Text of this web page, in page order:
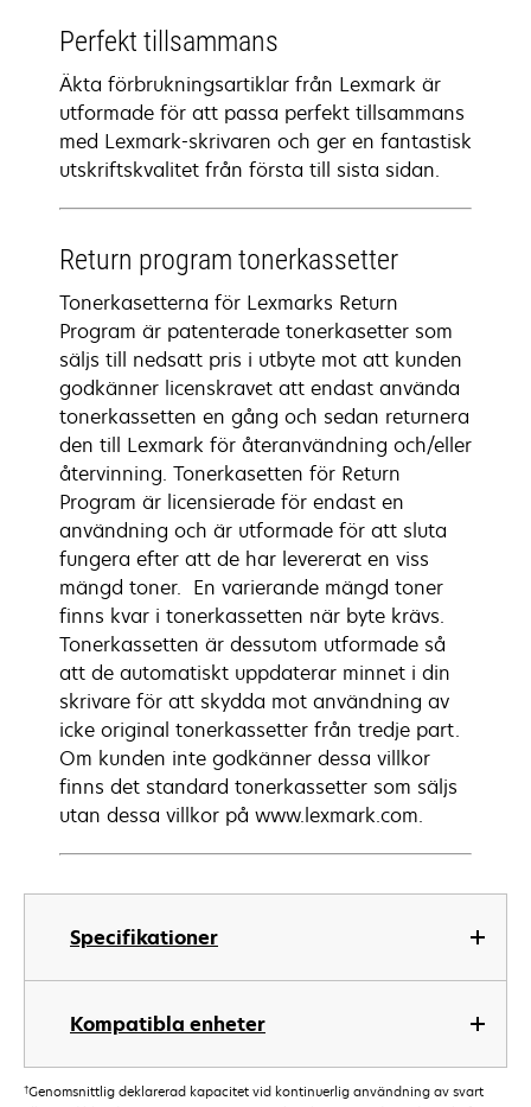
Specifikationer
Kompatibla enheter
Perfekt tillsammans
Äkta förbrukningsartiklar från Lexmark är
utformade för att passa perfekt tillsammans
med Lexmark-skrivaren och ger en fantastisk
utskriftskvalitet från första till sista sidan.
Return program tonerkassetter
Tonerkasetterna för Lexmarks Return
Program är patenterade tonerkasetter som
säljs till nedsatt pris i utbyte mot att kunden
godkänner licenskravet att endast använda
tonerkassetten en gång och sedan returnera
den till Lexmark för återanvändning och/eller
återvinning. Tonerkasetten för Return
Program är licensierade för endast en
användning och är utformade för att sluta
fungera efter att de har levererat en viss
mängd toner. En varierande mängd toner
finns kvar i tonerkassetten när byte krävs.
Tonerkassetten är dessutom utformade så
att de automatiskt uppdaterar minnet i din
skrivare för att skydda mot användning av
icke original tonerkassetter från tredje part.
Om kunden inte godkänner dessa villkor
finns det standard tonerkassetter som säljs
utan dessa villkor på www.lexmark.com.
†Genomsnittlig deklarerad kapacitet vid kontinuerlig användning av svart